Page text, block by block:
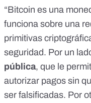
“Bitcoin es una
funciona sobre una
primitivas
seguridad. Por un
pública, que le
autorizar pagos sin
ser falsificadas. Por